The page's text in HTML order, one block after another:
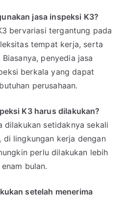
jasa inspeksi K3?
bervariasi tergantung pada
tempat kerja, serta
penyedia jasa
berkala yang dapat
perusahaan.
K3 harus dilakukan?
dilakukan setidaknya sekali
di lingkungan kerja dengan
perlu dilakukan lebih
bulan.
setelah menerima